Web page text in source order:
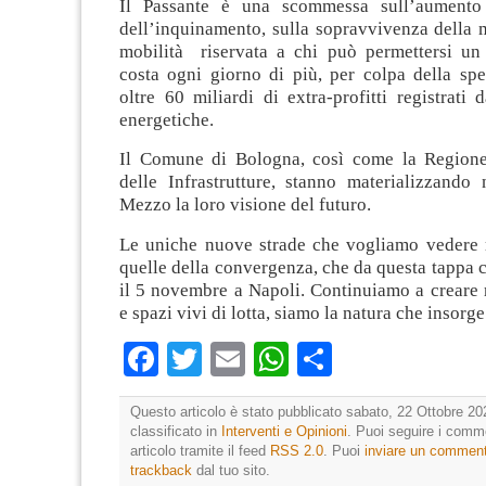
Il Passante è una scommessa
dell’inquinamento, sulla sopravvivenza della
mobilità riservata a chi può permettersi un
costa ogni giorno di più, per colpa della
oltre 60 miliardi di extra-profitti registrati
energetiche.
Il Comune di Bologna, così come la
delle Infrastrutture, stanno materializzando
Mezzo la loro visione del futuro.
Le uniche nuove strade che vogliamo vedere
quelle della convergenza, che da questa tappa
il 5 novembre a Napoli. Continuiamo a creare
e spazi vivi di lotta, siamo la natura che
Facebook
TwitterEmailWhatsApp
Questo articolo è stato pubblicato sabato, 22 Ottobre
classificato in Interventi e Opinioni . Puoi seguire i
articolo tramite il feed RSS 2.0 . Puoi inviare un
trackback dal tuo sito.